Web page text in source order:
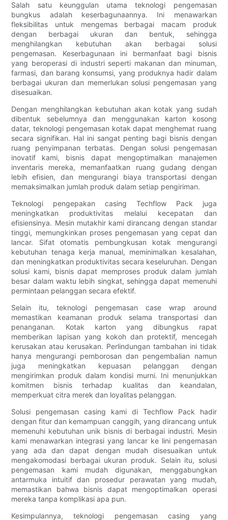
Salah satu keunggulan utama teknologi pengemasan
bungkus adalah keserbagunaannya. Ini menawarkan
fleksibilitas untuk mengemas berbagai macam produk
dengan berbagai ukuran dan bentuk, sehingga
menghilangkan kebutuhan akan berbagai solusi
pengemasan. Keserbagunaan ini bermanfaat bagi bisnis
yang beroperasi di industri seperti makanan dan minuman,
farmasi, dan barang konsumsi, yang produknya hadir dalam
berbagai ukuran dan memerlukan solusi pengemasan yang
disesuaikan.
Dengan menghilangkan kebutuhan akan kotak yang sudah
dibentuk sebelumnya dan menggunakan karton kosong
datar, teknologi pengemasan kotak dapat menghemat ruang
secara signifikan. Hal ini sangat penting bagi bisnis dengan
ruang penyimpanan terbatas. Dengan solusi pengemasan
inovatif kami, bisnis dapat mengoptimalkan manajemen
inventaris mereka, memanfaatkan ruang gudang dengan
lebih efisien, dan mengurangi biaya transportasi dengan
memaksimalkan jumlah produk dalam setiap pengiriman.
Teknologi pengepakan casing Techflow Pack juga
meningkatkan produktivitas melalui kecepatan dan
efisiensinya. Mesin mutakhir kami dirancang dengan standar
tinggi, memungkinkan proses pengemasan yang cepat dan
lancar. Sifat otomatis pembungkusan kotak mengurangi
kebutuhan tenaga kerja manual, meminimalkan kesalahan,
dan meningkatkan produktivitas secara keseluruhan. Dengan
solusi kami, bisnis dapat memproses produk dalam jumlah
besar dalam waktu lebih singkat, sehingga dapat memenuhi
permintaan pelanggan secara efektif.
Selain itu, teknologi pengemasan case wrap around
memastikan keamanan produk selama transportasi dan
penanganan. Kotak karton yang dibungkus rapat
memberikan lapisan yang kokoh dan protektif, mencegah
kerusakan atau kerusakan. Perlindungan tambahan ini tidak
hanya mengurangi pemborosan dan pengembalian namun
juga meningkatkan kepuasan pelanggan dengan
mengirimkan produk dalam kondisi murni. Ini menunjukkan
komitmen bisnis terhadap kualitas dan keandalan,
memperkuat citra merek dan loyalitas pelanggan.
Solusi pengemasan casing kami di Techflow Pack hadir
dengan fitur dan kemampuan canggih, yang dirancang untuk
memenuhi kebutuhan unik bisnis di berbagai industri. Mesin
kami menawarkan integrasi yang lancar ke lini pengemasan
yang ada dan dapat dengan mudah disesuaikan untuk
mengakomodasi berbagai ukuran produk. Selain itu, solusi
pengemasan kami mudah digunakan, menggabungkan
antarmuka intuitif dan prosedur perawatan yang mudah,
memastikan bahwa bisnis dapat mengoptimalkan operasi
mereka tanpa komplikasi apa pun.
Kesimpulannya, teknologi pengemasan casing yang